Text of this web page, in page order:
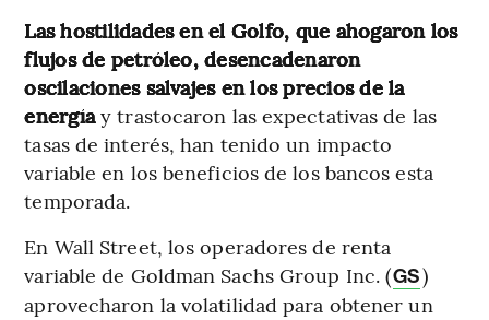
Las hostilidades en el Golfo, que ahogaron los
flujos de petróleo, desencadenaron
oscilaciones salvajes en los precios de la
energíay trastocaron las expectativas de las
tasas de interés, han tenido un impacto
variable en los beneficios de los bancos esta
temporada.
En Wall Street, los operadores de renta
variable de Goldman Sachs Group Inc. (GS)
aprovecharon la volatilidad para obtener un